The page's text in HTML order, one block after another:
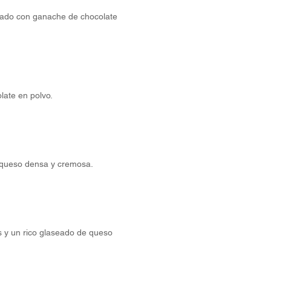
con ganache de chocolate
en polvo.
densa y cremosa.
y un rico glaseado de queso